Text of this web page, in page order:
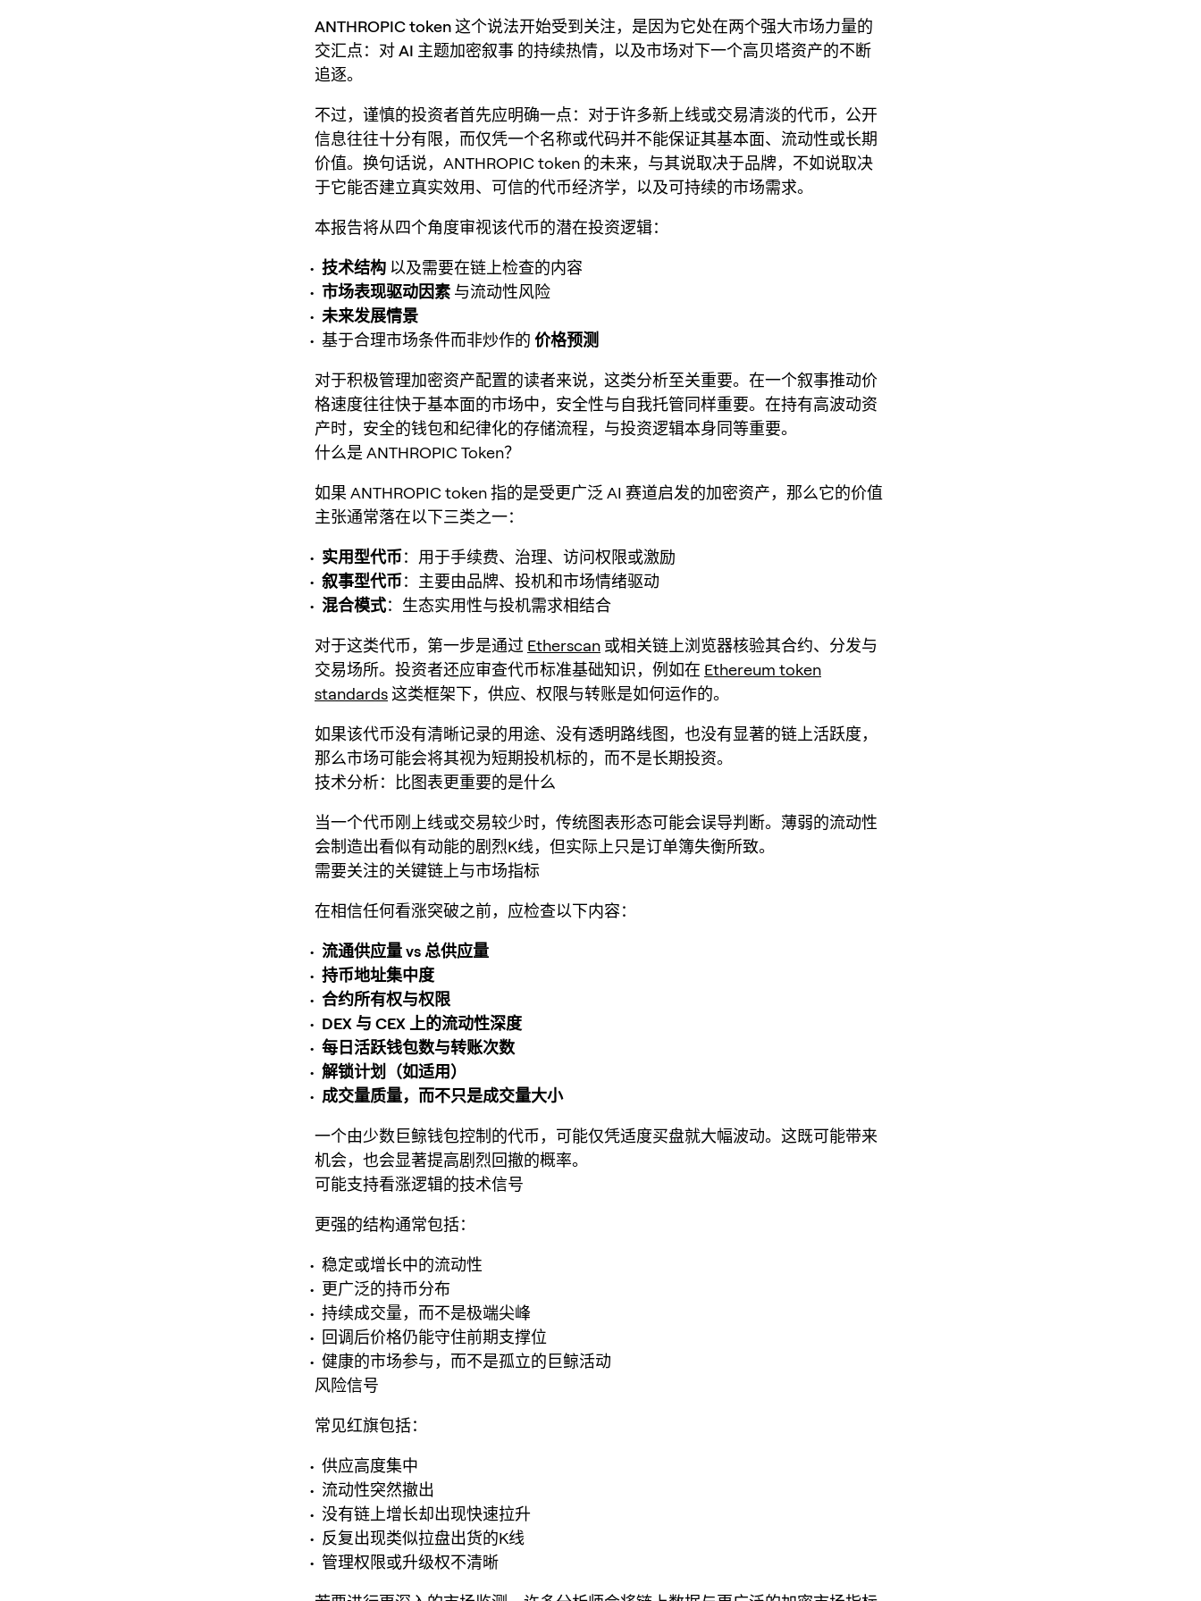
ANTHROPIC token这个说法开始受到关注，是因为它处在两个强大市场力量的
交汇点：对AI 主题加密叙事 的持续热情，以及市场对下一个高贝塔资产的不断
追逐。
不过，谨慎的投资者首先应明确一点：对于许多新上线或交易清淡的代币，公开
信息往往十分有限，而仅凭一个名称或代码并不能保证其基本面、流动性或长期
价值。换句话说，ANTHROPIC token 的未来，与其说取决于品牌，不如说取决
于它能否建立真实效用、可信的代币经济学，以及可持续的市场需求。
本报告将从四个角度审视该代币的潜在投资逻辑：
技术结构 以及需要在链上检查的内容
市场表现驱动因素 与流动性风险
未来发展情景
基于合理市场条件而非炒作的 价格预测
对于积极管理加密资产配置的读者来说，这类分析至关重要。在一个叙事推动价
格速度往往快于基本面的市场中，安全性与自我托管同样重要。在持有高波动资
产时，安全的钱包和纪律化的存储流程，与投资逻辑本身同等重要。
什么是 ANTHROPIC Token？
如果 ANTHROPIC token 指的是受更广泛 AI 赛道启发的加密资产，那么它的价值
主张通常落在以下三类之一：
实用型代币：用于手续费、治理、访问权限或激励
叙事型代币：主要由品牌、投机和市场情绪驱动
混合模式：生态实用性与投机需求相结合
对于这类代币，第一步是通过 Etherscan 或相关链上浏览器核验其合约、分发与
交易场所。投资者还应审查代币标准基础知识，例如在 Ethereum token
standards这类框架下，供应、权限与转账是如何运作的。
如果该代币没有清晰记录的用途、没有透明路线图，也没有显著的链上活跃度，
那么市场可能会将其视为短期投机标的，而不是长期投资。
技术分析：比图表更重要的是什么
当一个代币刚上线或交易较少时，传统图表形态可能会误导判断。薄弱的流动性
会制造出看似有动能的剧烈K线，但实际上只是订单簿失衡所致。
需要关注的关键链上与市场指标
在相信任何看涨突破之前，应检查以下内容：
流通供应量 vs 总供应量
持币地址集中度
合约所有权与权限
DEX 与 CEX 上的流动性深度
每日活跃钱包数与转账次数
解锁计划（如适用）
成交量质量，而不只是成交量大小
一个由少数巨鲸钱包控制的代币，可能仅凭适度买盘就大幅波动。这既可能带来
机会，也会显著提高剧烈回撤的概率。
可能支持看涨逻辑的技术信号
更强的结构通常包括：
稳定或增长中的流动性
更广泛的持币分布
持续成交量，而不是极端尖峰
回调后价格仍能守住前期支撑位
健康的市场参与，而不是孤立的巨鲸活动
风险信号
常见红旗包括：
供应高度集中
流动性突然撤出
没有链上增长却出现快速拉升
反复出现类似拉盘出货的K线
管理权限或升级权不清晰